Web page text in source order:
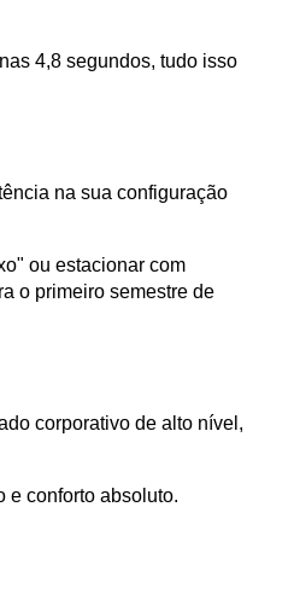
4,8 segundos, tudo isso
na sua configuração
ou estacionar com
o primeiro semestre de
corporativo de alto nível,
e conforto absoluto.